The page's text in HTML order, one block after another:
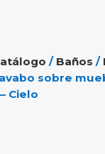
/ Baños /
sobre
Cielo